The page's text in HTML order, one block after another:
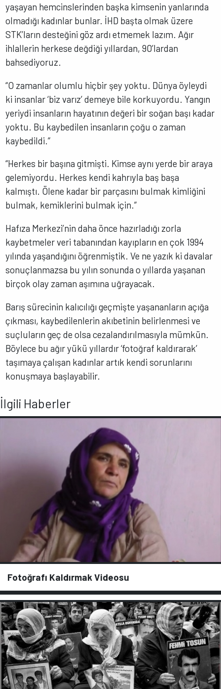
yaşayan hemcinslerinden başka kimsenin yanlarında
olmadığı kadınlar bunlar. İHD başta olmak üzere
STK’ların desteğini göz ardı etmemek lazım. Ağır
ihlallerin herkese değdiği yıllardan, 90’lardan
bahsediyoruz.
“O zamanlar olumlu hiçbir şey yoktu. Dünya öyleydi
ki insanlar ‘biz varız’ demeye bile korkuyordu. Yangın
yeriydi insanların hayatının değeri bir soğan başı kadar
yoktu. Bu kaybedilen insanların çoğu o zaman
kaybedildi.”
“Herkes bir başına gitmişti. Kimse aynı yerde bir araya
gelemiyordu. Herkes kendi kahrıyla baş başa
kalmıştı. Ölene kadar bir parçasını bulmak kimliğini
bulmak, kemiklerini bulmak için.”
Hafıza Merkezi’nin daha önce hazırladığı zorla
kaybetmeler veri tabanından kayıpların en çok 1994
yılında yaşandığını öğrenmiştik. Ve ne yazık ki davalar
sonuçlanmazsa bu yılın sonunda o yıllarda yaşanan
birçok olay zaman aşımına uğrayacak.
Barış sürecinin kalıcılığı geçmişte yaşananların açığa
çıkması, kaybedilenlerin akıbetinin belirlenmesi ve
suçluların geç de olsa cezalandırılmasıyla mümkün.
Böylece bu ağır yükü yıllardır ‘fotoğraf kaldırarak’
taşımaya çalışan kadınlar artık kendi sorunlarını
konuşmaya başlayabilir.
İlgili Haberler
Fotoğrafı Kaldırmak Videosu